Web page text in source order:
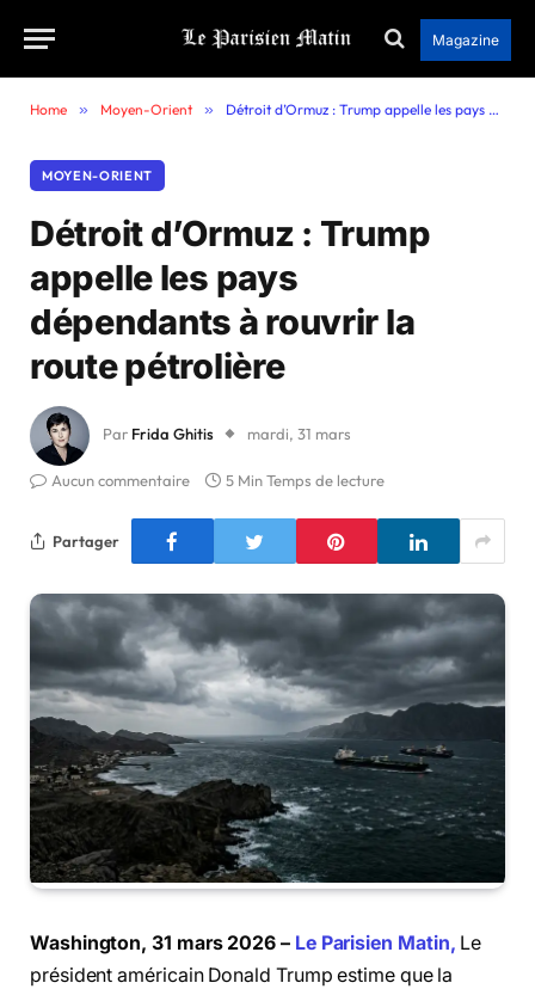
Magazine
Home » Moyen-Orient » Détroit d’Ormuz : Trump appelle les pays dépendants à rouvrir la route pétrolière
MOYEN-ORIENT
Détroit d’Ormuz : Trump
appelle les pays
dépendants à rouvrir la
route pétrolière
Par Frida Ghitis mardi, 31 mars
Aucun commentaire 5 Min Temps de lecture
Partager
Washington, 31 mars 2026 – Le Parisien Matin, Le
président américain Donald Trump estime que la